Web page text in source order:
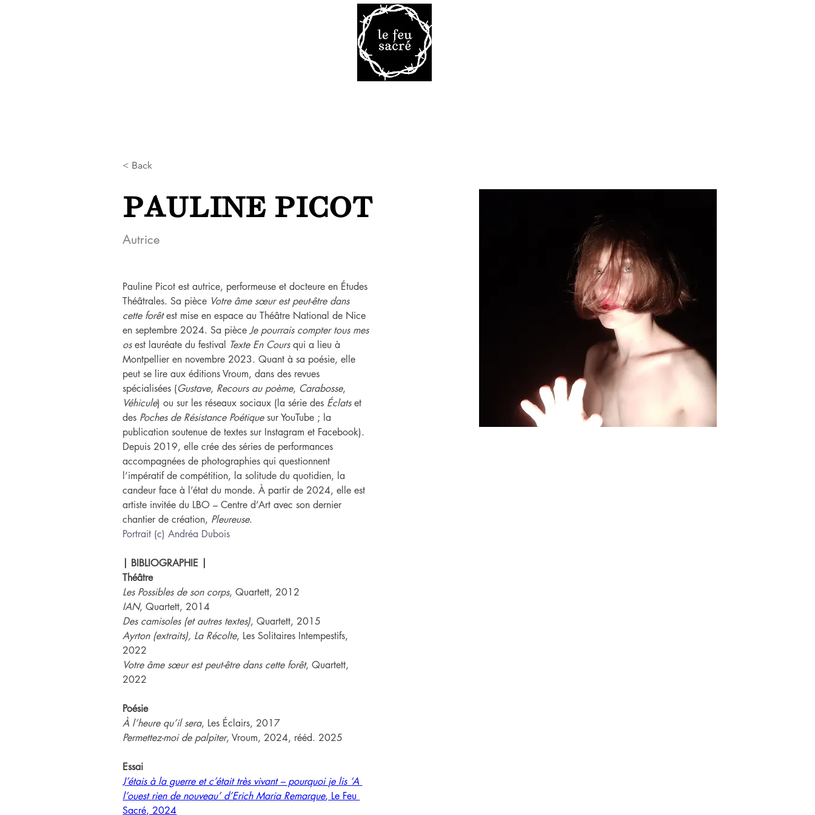
< Back
PAULINE PICOT
Autrice
Pauline Picot est autrice, performeuse et docteure en Études
Théâtrales. Sa pièce Votre âme sœur est peut-être dans
cette forêt est mise en espace au Théâtre National de Nice
en septembre 2024. Sa pièce Je pourrais compter tous mes
os est lauréate du festival Texte En Cours qui a lieu à
Montpellier en novembre 2023. Quant à sa poésie, elle
peut se lire aux éditions Vroum, dans des revues
spécialisées (Gustave, Recours au poème, Carabosse,
Véhicule) ou sur les réseaux sociaux (la série des Éclats et
des Poches de Résistance Poétique sur YouTube ; la
publication soutenue de textes sur Instagram et Facebook).
Depuis 2019, elle crée des séries de performances
accompagnées de photographies qui questionnent
l’impératif de compétition, la solitude du quotidien, la
candeur face à l’état du monde. À partir de 2024, elle est
artiste invitée du LBO – Centre d’Art avec son dernier
chantier de création, Pleureuse.
Portrait (c) Andréa Dubois
| BIBLIOGRAPHIE |
Théâtre
Les Possibles de son corps, Quartett, 2012
IAN, Quartett, 2014
Des camisoles (et autres textes), Quartett, 2015
Ayrton (extraits), La Récolte, Les Solitaires Intempestifs,
2022
Votre âme sœur est peut-être dans cette forêt, Quartett,
2022
Poésie
À l’heure qu’il sera, Les Éclairs, 2017
Permettez-moi de palpiter, Vroum, 2024, rééd. 2025
Essai
J’étais à la guerre et c’était très vivant – pourquoi je lis ‘A
l’ouest rien de nouveau’ d’Erich Maria Remarque, Le Feu
Sacré, 2024